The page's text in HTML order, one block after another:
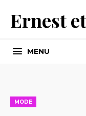
Ernest
MENU
MODE